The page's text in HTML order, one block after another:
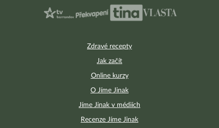
Zdravé recepty
Jak začít
Online kurzy
O Jíme Jinak
Jíme Jinak v médiích
Recenze Jíme Jinak